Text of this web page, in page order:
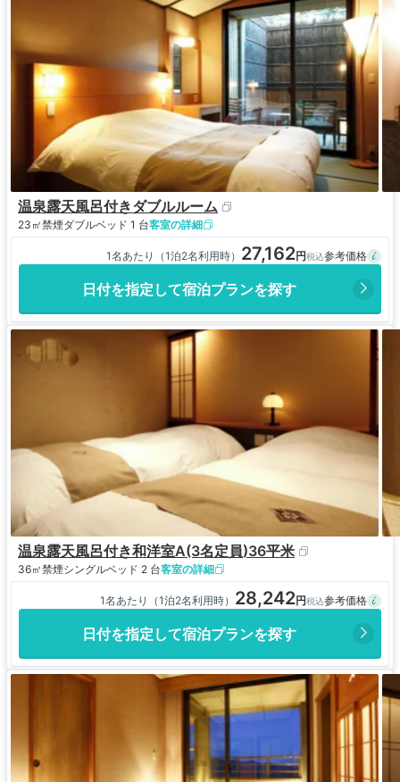
温泉露天風呂付きダブルルーム
23㎡禁煙ダブルベッド 1 台客室の詳細
1名あたり（1泊2名利用時） 27,162
日付を指定して宿泊プランを探す
温泉露天風呂付き和洋室A(3名定員)36平米
36㎡禁煙シングルベッド 2 台客室の詳細
1名あたり（1泊2名利用時） 28,242
日付を指定して宿泊プランを探す